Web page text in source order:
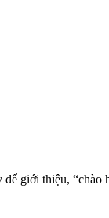
giới thiệu, “chào